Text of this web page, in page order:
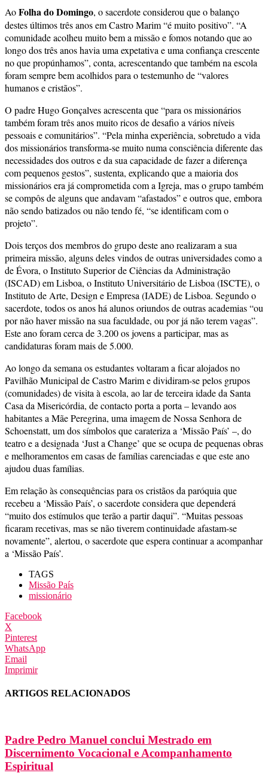
AoFolha do Domingo, o sacerdote considerou que o balanço
destes últimos três anos em Castro Marim “é muito positivo”. “A
comunidade acolheu muito bem a missão e fomos notando que ao
longo dos três anos havia uma expetativa e uma confiança crescente
no que propúnhamos”, conta, acrescentando que também na escola
foram sempre bem acolhidos para o testemunho de “valores
humanos e cristãos”.
O padre Hugo Gonçalves acrescenta que “para os missionários
também foram três anos muito ricos de desafio a vários níveis
pessoais e comunitários”. “Pela minha experiência, sobretudo a vida
dos missionários transforma-se muito numa consciência diferente das
necessidades dos outros e da sua capacidade de fazer a diferença
com pequenos gestos”, sustenta, explicando que a maioria dos
missionários era já comprometida com a Igreja, mas o grupo também
se compôs de alguns que andavam “afastados” e outros que, embora
não sendo batizados ou não tendo fé, “se identificam com o
projeto”.
Dois terços dos membros do grupo deste ano realizaram a sua
primeira missão, alguns deles vindos de outras universidades como a
de Évora, o Instituto Superior de Ciências da Administração
(ISCAD) em Lisboa, o Instituto Universitário de Lisboa (ISCTE), o
Instituto de Arte, Design e Empresa (IADE) de Lisboa. Segundo o
sacerdote, todos os anos há alunos oriundos de outras academias “ou
por não haver missão na sua faculdade, ou por já não terem vagas”.
Este ano foram cerca de 3.200 os jovens a participar, mas as
candidaturas foram mais de 5.000.
Ao longo da semana os estudantes voltaram a ficar alojados no
Pavilhão Municipal de Castro Marim e dividiram-se pelos grupos
(comunidades) de visita à escola, ao lar de terceira idade da Santa
Casa da Misericórdia, de contacto porta a porta – levando aos
habitantes a Mãe Peregrina, uma imagem de Nossa Senhora de
Schoenstatt, um dos símbolos que carateriza a ‘Missão País’ –, do
teatro e a designada ‘Just a Change’ que se ocupa de pequenas obras
e melhoramentos em casas de famílias carenciadas e que este ano
ajudou duas famílias.
Em relação às consequências para os cristãos da paróquia que
recebeu a ‘Missão País’, o sacerdote considera que dependerá
“muito dos estímulos que terão a partir daqui”. “Muitas pessoas
ficaram recetivas, mas se não tiverem continuidade afastam-se
novamente”, alertou, o sacerdote que espera continuar a acompanhar
a ‘Missão País’.
TAGS
Missão País
missionário
Facebook
X
Pinterest
WhatsApp
Email
Imprimir
ARTIGOS RELACIONADOS
Padre Pedro Manuel conclui Mestrado em
Discernimento Vocacional e Acompanhamento
Espiritual